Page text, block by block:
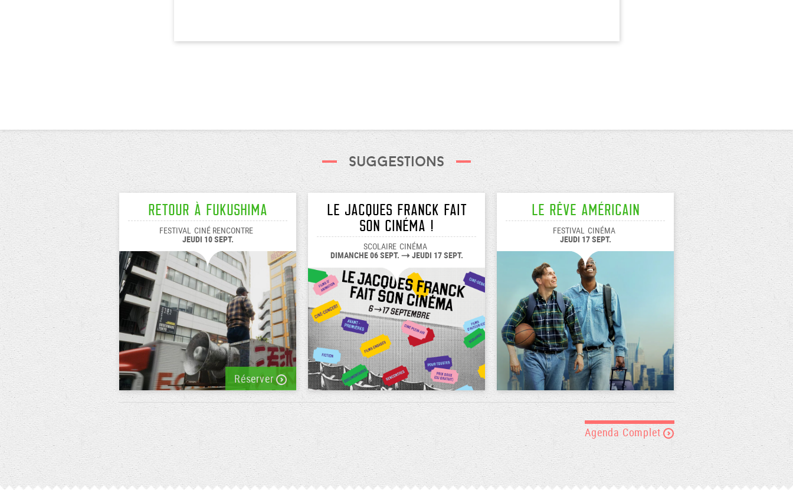
Suggestions
Retour à Fukushima
FESTIVAL CINÉ RENCONTRE
JEUDI 10 SEPT.
Réserver
LE JACQUES FRANCK FAIT
SON CINÉMA !
SCOLAIRE CINÉMA
DIMANCHE 06 SEPT. JEUDI 17 SEPT.
Le Rêve américain
FESTIVAL CINÉMA
JEUDI 17 SEPT.
Agenda Complet